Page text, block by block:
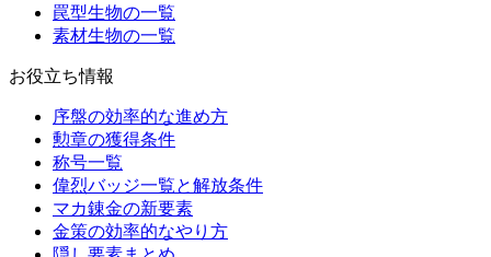
罠型生物の一覧
素材生物の一覧
お役立ち情報
序盤の効率的な進め方
勲章の獲得条件
称号一覧
偉烈バッジ一覧と解放条件
マカ錬金の新要素
金策の効率的なやり方